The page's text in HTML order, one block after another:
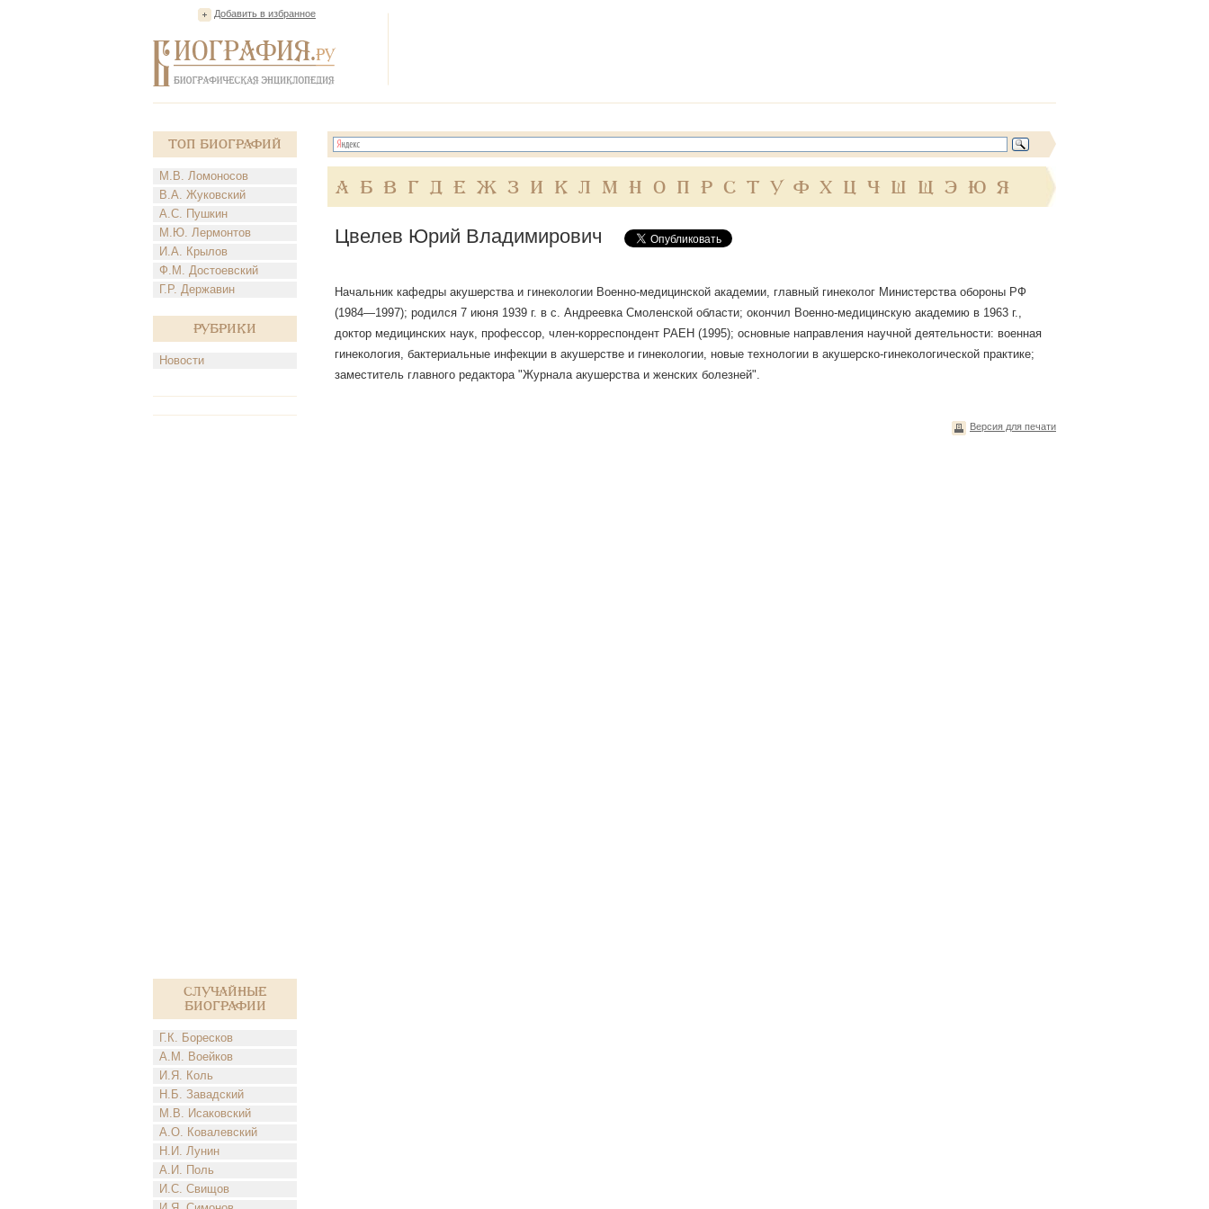
Добавить в избранное
Топ Биографий
М.В. Ломоносов
В.А. Жуковский
А.С. Пушкин
М.Ю. Лермонтов
И.А. Крылов
Ф.М. Достоевский
Г.Р. Державин
Рубрики
Новости
Случайные
биографии
Г.К. Боресков
А.М. Воейков
И.Я. Коль
Н.Б. Завадский
М.В. Исаковский
А.О. Ковалевский
Н.И. Лунин
А.И. Поль
И.С. Свищов
А Б В Г Д Е Ж З И К Л М Н О П Р С Т У Ф Х Ц Ч Ш Щ Э Ю Я
Цвелев Юрий Владимирович
Начальник кафедры акушерства и гинекологии Военно-медицинской академии, главный гинеколог Министерства обороны РФ
(1984—1997); родился 7 июня 1939 г. в с. Андреевка Смоленской области; окончил Военно-медицинскую академию в 1963 г.,
доктор медицинских наук, профессор, член-корреспондент РАЕН (1995); основные направления научной деятельности: военная
гинекология, бактериальные инфекции в акушерстве и гинекологии, новые технологии в акушерско-гинекологической практике;
заместитель главного редактора "Журнала акушерства и женских болезней".
Версия для печати